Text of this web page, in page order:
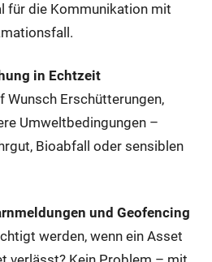
für die Kommunikation mit
in Echtzeit
Wunsch Erschütterungen,
Umweltbedingungen –
Bioabfall oder sensiblen
und Geofencing
werden, wenn ein Asset